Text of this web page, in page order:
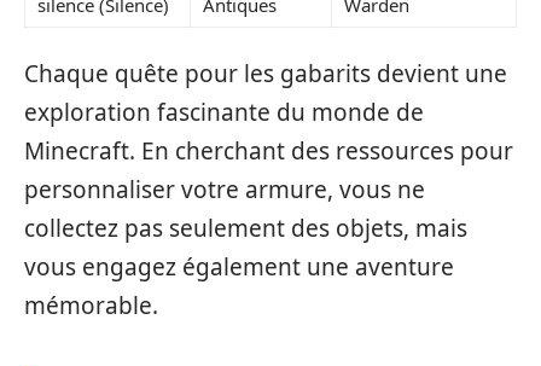
Chaque quête pour les gabarits devient une
exploration fascinante du monde de
Minecraft. En cherchant des ressources pour
personnaliser votre armure, vous ne
collectez pas seulement des objets, mais
vous engagez également une aventure
mémorable.